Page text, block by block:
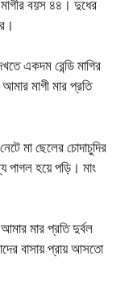
মাগীর বয়স ৪৪। দুধের
একদম রেন্ডি মাগির
মাগী মার প্রতি
মা ছেলের চোদাচুদির
পাগল হয়ে পড়ি। মাং
মার প্রতি দুর্বল
বাসায় প্রায় আসতো